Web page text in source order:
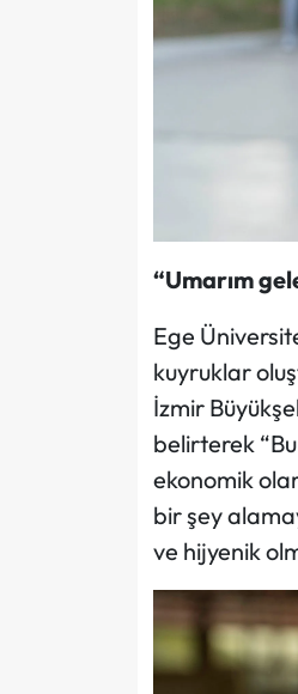
“Umarım
Ege
kuyruklar
İzmir
belirterek
ekonomik
bir şey
ve hijyenik